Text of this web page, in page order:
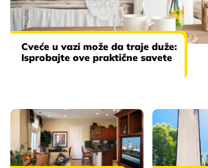
Cveće u vazi može da traje duže:
Isprobajte ove praktične savete